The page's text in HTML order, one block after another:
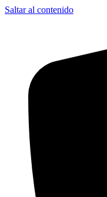
Saltar al contenido